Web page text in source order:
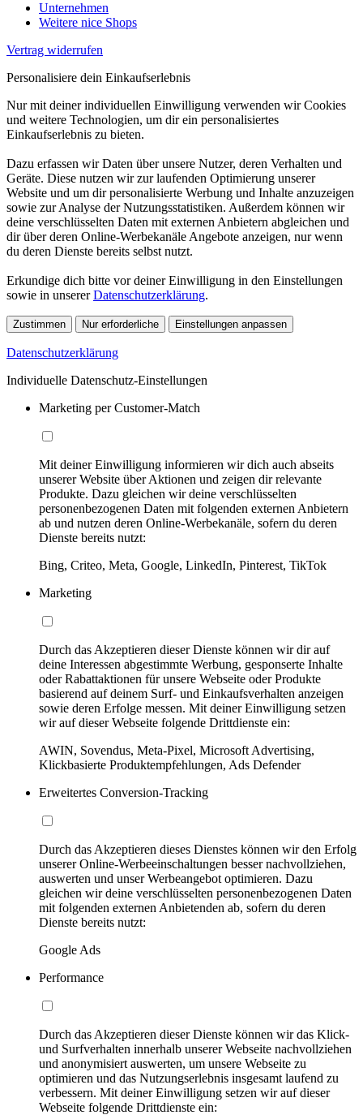
Unternehmen
Weitere nice Shops
Vertrag widerrufen
Personalisiere dein Einkaufserlebnis
Nur mit deiner individuellen Einwilligung verwenden wir Cookies
und weitere Technologien, um dir ein personalisiertes
Einkaufserlebnis zu bieten.
Dazu erfassen wir Daten über unsere Nutzer, deren Verhalten und
Geräte. Diese nutzen wir zur laufenden Optimierung unserer
Website und um dir personalisierte Werbung und Inhalte anzuzeigen
sowie zur Analyse der Nutzungsstatistiken. Außerdem können wir
deine verschlüsselten Daten mit externen Anbietern abgleichen und
dir über deren Online-Werbekanäle Angebote anzeigen, nur wenn
du deren Dienste bereits selbst nutzt.
Erkundige dich bitte vor deiner Einwilligung in den Einstellungen
sowie in unsererDatenschutzerklärung.
Zustimmen Nur erforderliche Einstellungen anpassen
Datenschutzerklärung
Individuelle Datenschutz-Einstellungen
Marketing per Customer-Match
Mit deiner Einwilligung informieren wir dich auch abseits
unserer Website über Aktionen und zeigen dir relevante
Produkte. Dazu gleichen wir deine verschlüsselten
personenbezogenen Daten mit folgenden externen Anbietern
ab und nutzen deren Online-Werbekanäle, sofern du deren
Dienste bereits nutzt:
Bing, Criteo, Meta, Google, LinkedIn, Pinterest, TikTok
Marketing
Durch das Akzeptieren dieser Dienste können wir dir auf
deine Interessen abgestimmte Werbung, gesponserte Inhalte
oder Rabattaktionen für unsere Webseite oder Produkte
basierend auf deinem Surf- und Einkaufsverhalten anzeigen
sowie deren Erfolge messen. Mit deiner Einwilligung setzen
wir auf dieser Webseite folgende Drittdienste ein:
AWIN, Sovendus, Meta-Pixel, Microsoft Advertising,
Klickbasierte Produktempfehlungen, Ads Defender
Erweitertes Conversion-Tracking
Durch das Akzeptieren dieses Dienstes können wir den Erfolg
unserer Online-Werbeeinschaltungen besser nachvollziehen,
auswerten und unser Werbeangebot optimieren. Dazu
gleichen wir deine verschlüsselten personenbezogenen Daten
mit folgenden externen Anbietenden ab, sofern du deren
Dienste bereits nutzt:
Google Ads
Performance
Durch das Akzeptieren dieser Dienste können wir das Klick-
und Surfverhalten innerhalb unserer Webseite nachvollziehen
und anonymisiert auswerten, um unsere Webseite zu
optimieren und das Nutzungserlebnis insgesamt laufend zu
verbessern. Mit deiner Einwilligung setzen wir auf dieser
Webseite folgende Drittdienste ein: